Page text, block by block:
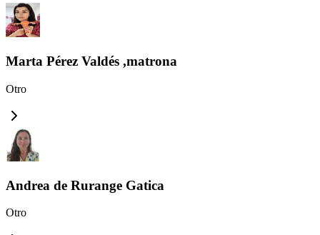
Marta Pérez Valdés ,matrona
Otro
Andrea de Rurange Gatica
Otro